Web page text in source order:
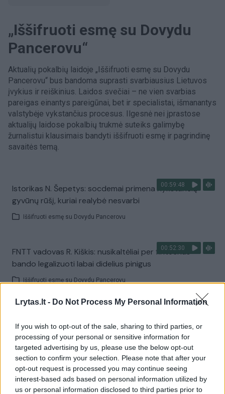
Lrytas.lt - Do Not Process My Personal Information
If you wish to opt-out of the sale, sharing to third parties, or
processing of your personal or sensitive information for
targeted advertising by us, please use the below opt-out
section to confirm your selection. Please note that after your
opt-out request is processed you may continue seeing
interest-based ads based on personal information utilized by
us or personal information disclosed to third parties prior to
„Iššifruoti esmę su Dovydu
Pancerovu“
Aktualių pokalbių laidoje „Iššifruoti esmę su Dovydu
Pancerovu“ bus bandoma suprasti svarbiausius Lietuvos
įvykius ir reiškinius. Laidos svečiai – ne vien svarbias
pareigas einantys pareigūnai, bet ir specialistai, išmanantys
valstybėje vykstančius procesus. Ilgesnė nei įprastose
aktualijų laidose pokalbių trukmė suteiks galimybę
žurnalistui klausimais bandyti iššifruoti esmę ir pagrindinę
savaitės temą.
00:59:48
Istorikas N. Šepetys: socdemai primena nykstančią
gyvūnų rūšį, kuriai realybė nesvarbi
Iššifruoti esmę su Dovydu Pancerovu
00:52:30
FNTT vadovas R. Kiškis: nusikaltėliai per fintechus
bando legalizuoti labai didelius pinigus
Iššifruoti esmę su Dovydu Pancerovu
ima atsilikti, nes nejuda į priekį
Iššifruoti esmę su Dovydu Pancerovu
00:44:38
Buvęs VSD pareigūnas T. Gailius: sunku patikėti, kad G.
Nausėda nežinojo apie duomenų vagystę